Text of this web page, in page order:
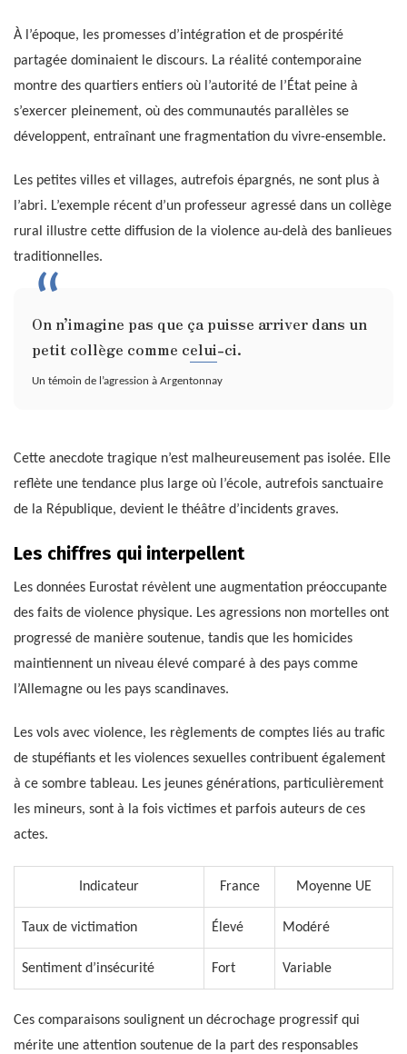
À l’époque, les promesses d’intégration et de prospérité
partagée dominaient le discours. La réalité contemporaine
montre des quartiers entiers où l’autorité de l’État peine à
s’exercer pleinement, où des communautés parallèles se
développent, entraînant une fragmentation du vivre-ensemble.
Les petites villes et villages, autrefois épargnés, ne sont plus à
l’abri. L’exemple récent d’un professeur agressé dans un collège
rural illustre cette diffusion de la violence au-delà des banlieues
traditionnelles.
On n’imagine pas que ça puisse arriver dans un
petit collège comme celui-ci.
Un témoin de l’agression à Argentonnay
Cette anecdote tragique n’est malheureusement pas isolée. Elle
reflète une tendance plus large où l’école, autrefois sanctuaire
de la République, devient le théâtre d’incidents graves.
Les chiffres qui interpellent
Les données Eurostat révèlent une augmentation préoccupante
des faits de violence physique. Les agressions non mortelles ont
progressé de manière soutenue, tandis que les homicides
maintiennent un niveau élevé comparé à des pays comme
l’Allemagne ou les pays scandinaves.
Les vols avec violence, les règlements de comptes liés au trafic
de stupéfiants et les violences sexuelles contribuent également
à ce sombre tableau. Les jeunes générations, particulièrement
les mineurs, sont à la fois victimes et parfois auteurs de ces
actes.
Indicateur France Moyenne UE
Taux de victimation Élevé Modéré
Sentiment d’insécurité Fort Variable
Ces comparaisons soulignent un décrochage progressif qui
mérite une attention soutenue de la part des responsables